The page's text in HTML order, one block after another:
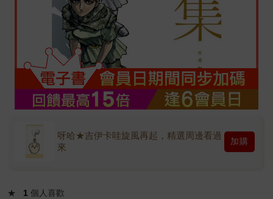
呀哈★吉伊卡哇旋風再起，精選周邊看過
來
加購
★ 1 個人喜歡